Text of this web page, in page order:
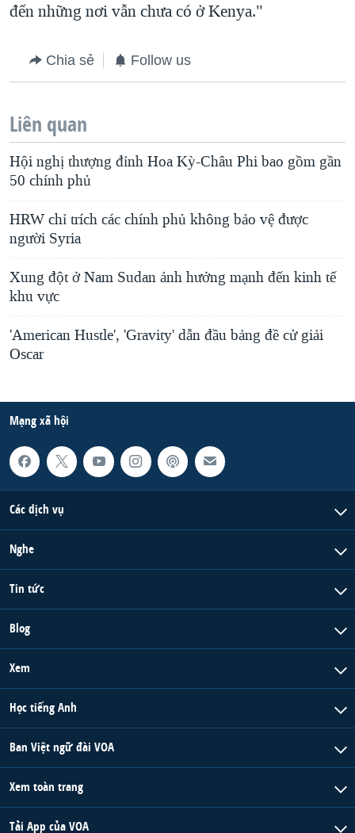
đến những nơi vẫn chưa có ở Kenya."
Chia sẻ Follow us
Liên quan
Hội nghị thượng đỉnh Hoa Kỳ-Châu Phi bao gồm gần
50 chính phủ
HRW chỉ trích các chính phủ không bảo vệ được
người Syria
Xung đột ở Nam Sudan ảnh hưởng mạnh đến kinh tế
khu vực
'American Hustle', 'Gravity' dẫn đầu bảng đề cử giải
Oscar
Mạng xã hội
Các dịch vụ
Nghe
Tin tức
Blog
Xem
Học tiếng Anh
Ban Việt ngữ đài VOA
Xem toàn trang
Tải App của VOA